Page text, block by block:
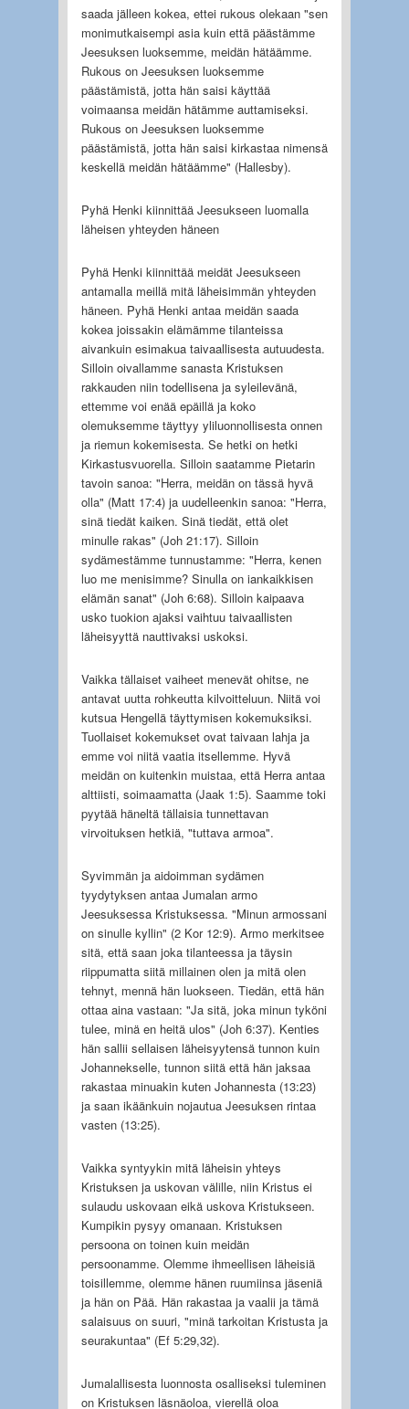
saada jälleen kokea, ettei rukous olekaan "sen
monimutkaisempi asia kuin että päästämme
Jeesuksen luoksemme, meidän hätäämme.
Rukous on Jeesuksen luoksemme
päästämistä, jotta hän saisi käyttää
voimaansa meidän hätämme auttamiseksi.
Rukous on Jeesuksen luoksemme
päästämistä, jotta hän saisi kirkastaa nimensä
keskellä meidän hätäämme" (Hallesby).
Pyhä Henki kiinnittää Jeesukseen luomalla
läheisen yhteyden häneen
Pyhä Henki kiinnittää meidät Jeesukseen
antamalla meillä mitä läheisimmän yhteyden
häneen. Pyhä Henki antaa meidän saada
kokea joissakin elämämme tilanteissa
aivankuin esimakua taivaallisesta autuudesta.
Silloin oivallamme sanasta Kristuksen
rakkauden niin todellisena ja syleilevänä,
ettemme voi enää epäillä ja koko
olemuksemme täyttyy yliluonnollisesta onnen
ja riemun kokemisesta. Se hetki on hetki
Kirkastusvuorella. Silloin saatamme Pietarin
tavoin sanoa: "Herra, meidän on tässä hyvä
olla" (Matt 17:4) ja uudelleenkin sanoa: "Herra,
sinä tiedät kaiken. Sinä tiedät, että olet
minulle rakas" (Joh 21:17). Silloin
sydämestämme tunnustamme: "Herra, kenen
luo me menisimme? Sinulla on iankaikkisen
elämän sanat" (Joh 6:68). Silloin kaipaava
usko tuokion ajaksi vaihtuu taivaallisten
läheisyyttä nauttivaksi uskoksi.
Vaikka tällaiset vaiheet menevät ohitse, ne
antavat uutta rohkeutta kilvoitteluun. Niitä voi
kutsua Hengellä täyttymisen kokemuksiksi.
Tuollaiset kokemukset ovat taivaan lahja ja
emme voi niitä vaatia itsellemme. Hyvä
meidän on kuitenkin muistaa, että Herra antaa
alttiisti, soimaamatta (Jaak 1:5). Saamme toki
pyytää häneltä tällaisia tunnettavan
virvoituksen hetkiä, "tuttava armoa".
Syvimmän ja aidoimman sydämen
tyydytyksen antaa Jumalan armo
Jeesuksessa Kristuksessa. "Minun armossani
on sinulle kyllin" (2 Kor 12:9). Armo merkitsee
sitä, että saan joka tilanteessa ja täysin
riippumatta siitä millainen olen ja mitä olen
tehnyt, mennä hän luokseen. Tiedän, että hän
ottaa aina vastaan: "Ja sitä, joka minun tyköni
tulee, minä en heitä ulos" (Joh 6:37). Kenties
hän sallii sellaisen läheisyytensä tunnon kuin
Johannekselle, tunnon siitä että hän jaksaa
rakastaa minuakin kuten Johannesta (13:23)
ja saan ikäänkuin nojautua Jeesuksen rintaa
vasten (13:25).
Vaikka syntyykin mitä läheisin yhteys
Kristuksen ja uskovan välille, niin Kristus ei
sulaudu uskovaan eikä uskova Kristukseen.
Kumpikin pysyy omanaan. Kristuksen
persoona on toinen kuin meidän
persoonamme. Olemme ihmeellisen läheisiä
toisillemme, olemme hänen ruumiinsa jäseniä
ja hän on Pää. Hän rakastaa ja vaalii ja tämä
salaisuus on suuri, "minä tarkoitan Kristusta ja
seurakuntaa" (Ef 5:29,32).
Jumalallisesta luonnosta osalliseksi tuleminen
on Kristuksen läsnäoloa, vierellä oloa